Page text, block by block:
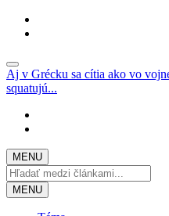
Aj v Grécku sa cítia ako vo
squatujú...
MENU
MENU